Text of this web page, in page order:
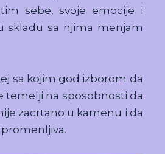
sebe, svoje emocije i
skladu sa njima menjam
sa kojim god izborom da
temelji na sposobnosti da
zacrtano u kamenu i da